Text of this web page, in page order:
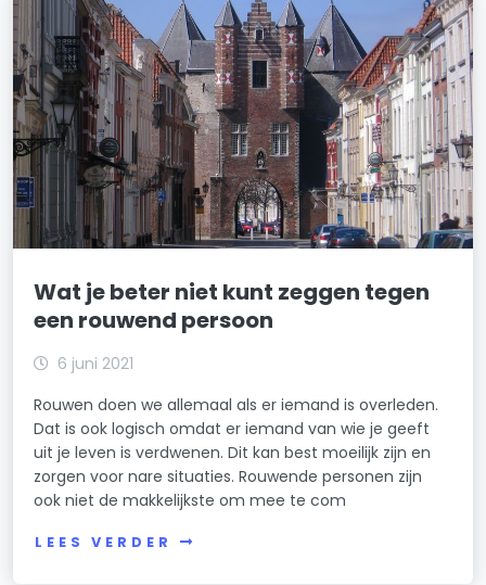
Wat je beter niet kunt zeggen tegen
een rouwend persoon
6 juni 2021
Rouwen doen we allemaal als er iemand is overleden.
Dat is ook logisch omdat er iemand van wie je geeft
uit je leven is verdwenen. Dit kan best moeilijk zijn en
zorgen voor nare situaties. Rouwende personen zijn
ook niet de makkelijkste om mee te com
LEES VERDER